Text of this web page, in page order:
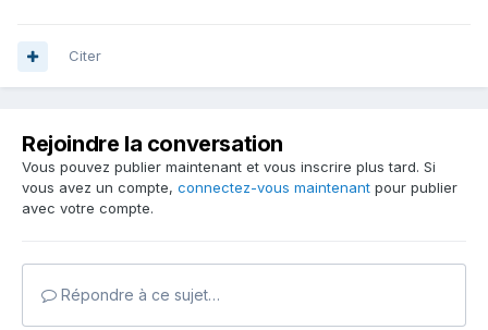
Citer
Rejoindre la conversation
Vous pouvez publier maintenant et vous inscrire plus tard. Si
vous avez un compte, connectez-vous maintenant pour publier
avec votre compte.
Répondre à ce sujet…